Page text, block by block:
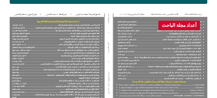
أعداد مجلة الباحث